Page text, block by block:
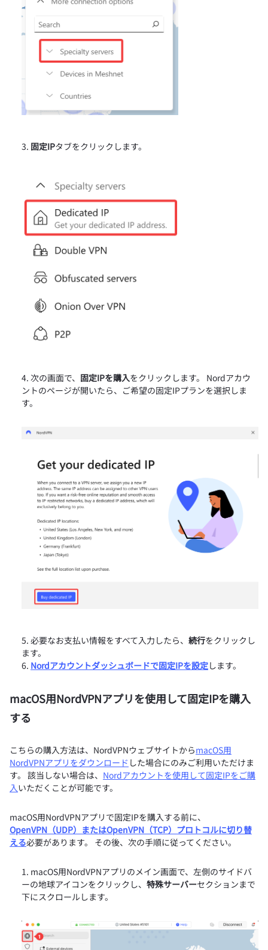
固定IPタブをクリックします。
次の画面で、 固定IPを購入をクリックします。 Nordアカウ
ントのページが開いたら、ご希望の固定IPプランを選択しま
す。
必要なお支払い情報をすべて入力したら、 続行をクリックし
ます。
Nordアカウントダッシュボードで固定IPを設定します。
macOS用NordVPNアプリを使用して固定IPを購入
する
こちらの購入方法は、NordVPNウェブサイトからmacOS用
NordVPNアプリをダウンロード した場合にのみご利用いただけま
す。 該当しない場合は、 Nordアカウントを使用して固定IPをご購
入いただくことが可能です。
macOS用NordVPNアプリで固定IPを購入する前に、
OpenVPN（UDP）またはOpenVPN（TCP）プロトコルに切り替
える必要があります。 その後、次の手順に従ってください。
macOS用NordVPNアプリのメイン画面で、左側のサイドバ
ーの地球アイコンをクリックし、 特殊サーバーセクションまで
下にスクロールします。